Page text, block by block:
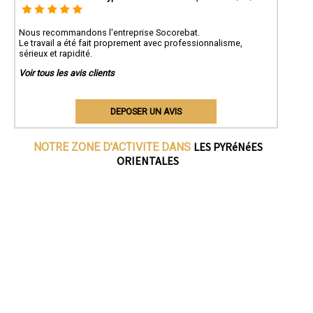
Nous recommandons l'entreprise Socorebat.
Le travail a été fait proprement avec professionnalisme,
sérieux et rapidité.
Voir tous les avis clients
DEPOSER UN AVIS
NOTRE ZONE D'ACTIVITE DANS LES PYRéNéES
ORIENTALES